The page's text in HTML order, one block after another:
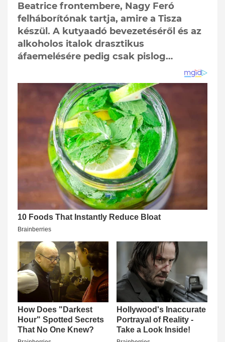
Beatrice frontembere, Nagy Feró
felháborítónak tartja, amire a Tisza
készül. A kutyaadó bevezetéséről és az
alkoholos italok drasztikus
áfaemelésére pedig csak pislog…